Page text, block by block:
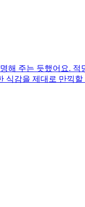
해 주는 듯했어요.
식감을 제대로 만끽할